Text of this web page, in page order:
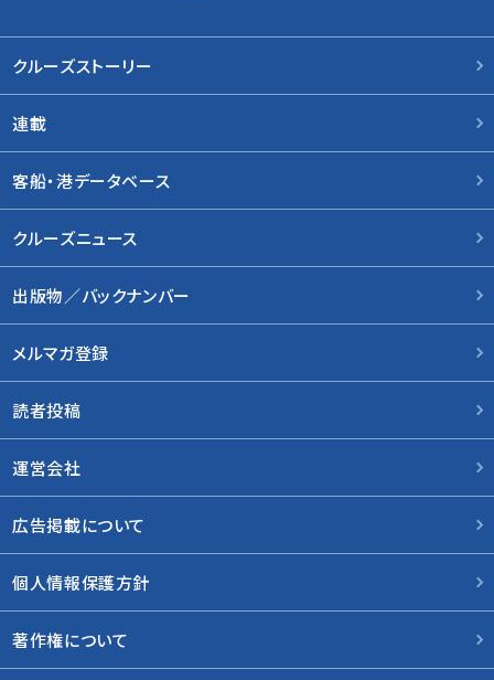
クルーズストーリー
連載
客船・港データベース
クルーズニュース
出版物／バックナンバー
メルマガ登録
読者投稿
運営会社
広告掲載について
個人情報保護方針
著作権について